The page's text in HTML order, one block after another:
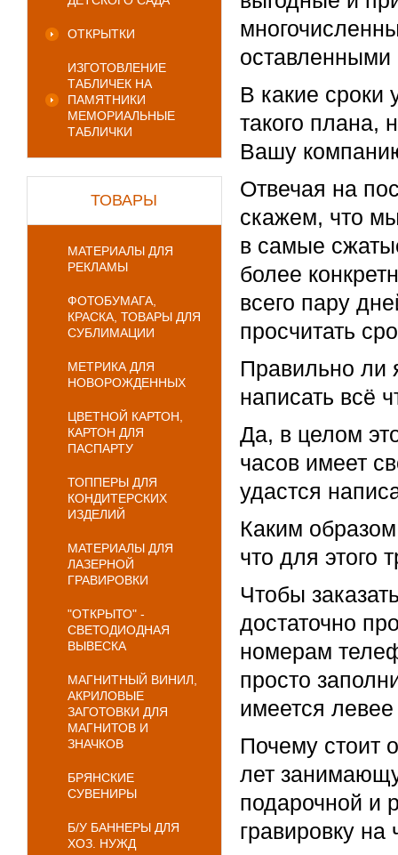
ОТКРЫТКИ
ИЗГОТОВЛЕНИЕ
ТАБЛИЧЕК НА
ПАМЯТНИКИ
МЕМОРИАЛЬНЫЕ
ТАБЛИЧКИ
ТОВАРЫ
МАТЕРИАЛЫ ДЛЯ
РЕКЛАМЫ
ФОТОБУМАГА,
КРАСКА, ТОВАРЫ ДЛЯ
СУБЛИМАЦИИ
МЕТРИКА ДЛЯ
НОВОРОЖДЕННЫХ
ЦВЕТНОЙ КАРТОН,
КАРТОН ДЛЯ
ПАСПАРТУ
ТОППЕРЫ ДЛЯ
КОНДИТЕРСКИХ
ИЗДЕЛИЙ
МАТЕРИАЛЫ ДЛЯ
ЛАЗЕРНОЙ
ГРАВИРОВКИ
"ОТКРЫТО" -
СВЕТОДИОДНАЯ
ВЫВЕСКА
МАГНИТНЫЙ ВИНИЛ,
АКРИЛОВЫЕ
ЗАГОТОВКИ ДЛЯ
МАГНИТОВ И
ЗНАЧКОВ
БРЯНСКИЕ
СУВЕНИРЫ
Б/У БАННЕРЫ ДЛЯ
ХОЗ. НУЖД
В какие сроки
такого плана,
Вашу
Отвечая на
скажем, что
в самые
более
всего пару
просчитать
Правильно ли
написать всё
Да, в целом
часов имеет
удастся
Каким
что для этого
Чтобы
достаточно
номерам
просто
имеется левее
Почему стоит
лет
подарочной и
гравировку на